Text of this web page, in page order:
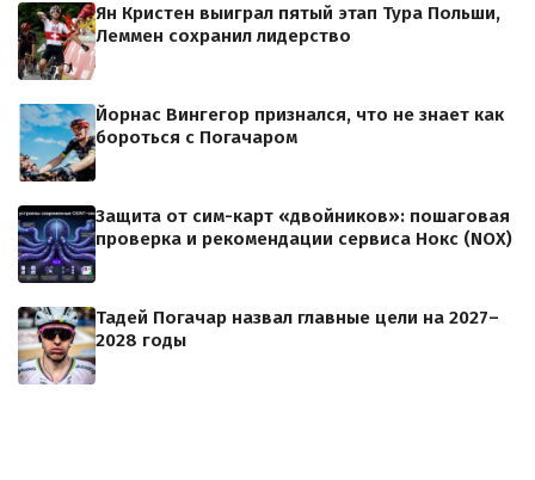
Ян Кристен выиграл пятый этап Тура Польши,
Леммен сохранил лидерство
Йорнас Вингегор признался, что не знает как
бороться с Погачаром
Защита от сим-карт «двойников»: пошаговая
проверка и рекомендации сервиса Нокс (NOX)
Тадей Погачар назвал главные цели на 2027–
2028 годы